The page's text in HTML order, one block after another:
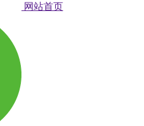
网站首页